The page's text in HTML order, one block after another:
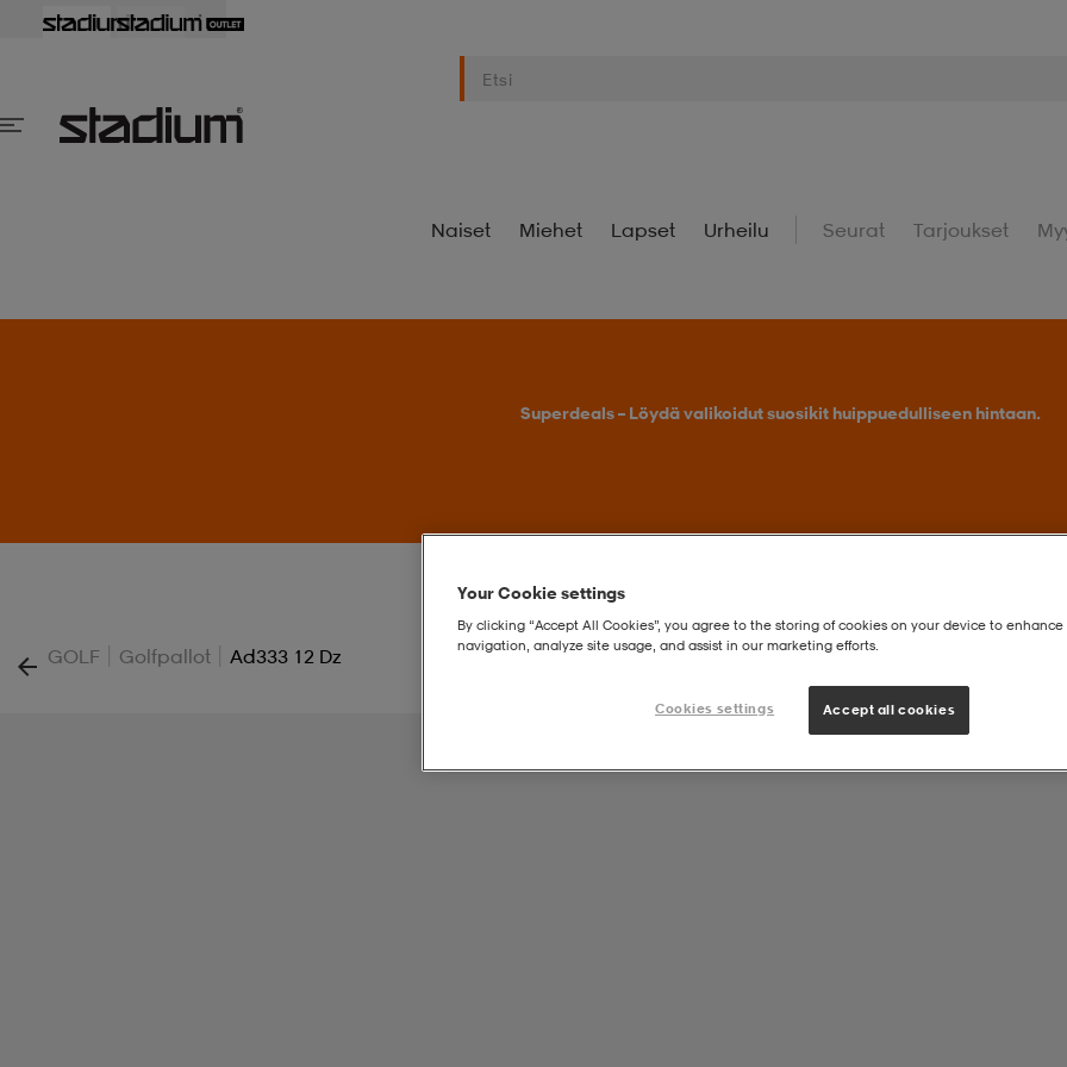
Naiset Miehet Lapset Urheilu Seurat Tarjoukset
Superdeals – Löydä valikoidut suosikit huippuedulliseen hintaan.
GOLF | Golfpallot | Ad333 12 Dz
Your Cookie settings
By clicking “Accept All Cookies”, you agree to the storing of cookies on your device to enhance
navigation, analyze site usage, and assist in our marketing efforts.
Cookies settings Accept all cookies